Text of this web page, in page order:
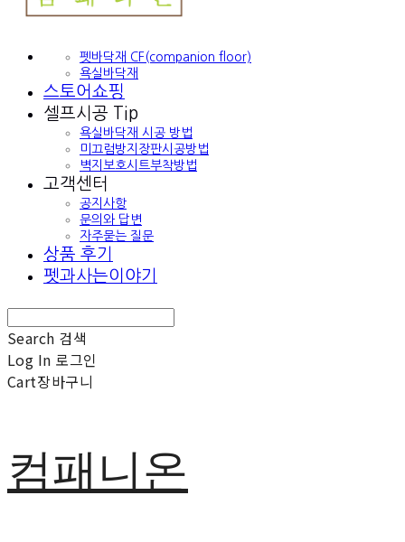
펫바닥재 CF(companion floor)
욕실바닥재
스토어쇼핑
셀프시공 Tip
욕실바닥재 시공 방법
미끄럼방지장판시공방법
벽지보호시트부착방법
고객센터
공지사항
문의와 답변
자주묻는 질문
상품 후기
펫과사는이야기
Search 검색
Log In 로그인
Cart장바구니
컴패니온